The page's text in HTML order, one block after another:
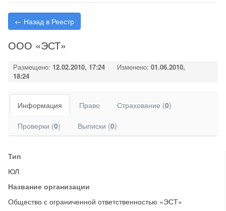
← Назад в Реестр
ООО «ЭСТ»
Размещено: 12.02.2010, 17:24 Изменено: 01.06.2010,
18:24
Информация Право Страхование (0)
Проверки (0) Выписки (0)
Тип
ЮЛ
Название организации
Общество с ограниченной ответственностью «ЭСТ»